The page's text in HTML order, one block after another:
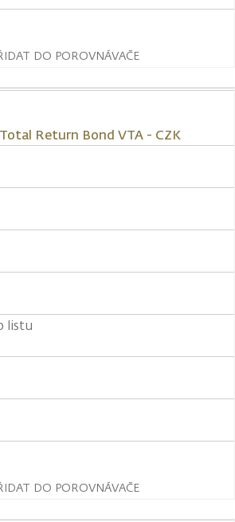
DO POROVNÁVAČE
Return Bond VTA - CZK
listu
DO POROVNÁVAČE